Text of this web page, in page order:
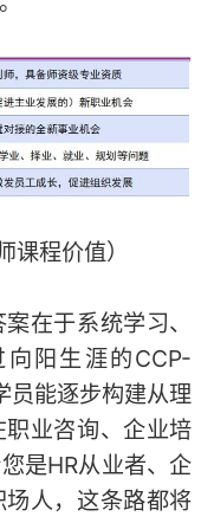
课程价值）
在于系统学习、
阳生涯的CCP-
员能逐步构建从理
业咨询、企业培
是HR从业者、企
人，这条路都将